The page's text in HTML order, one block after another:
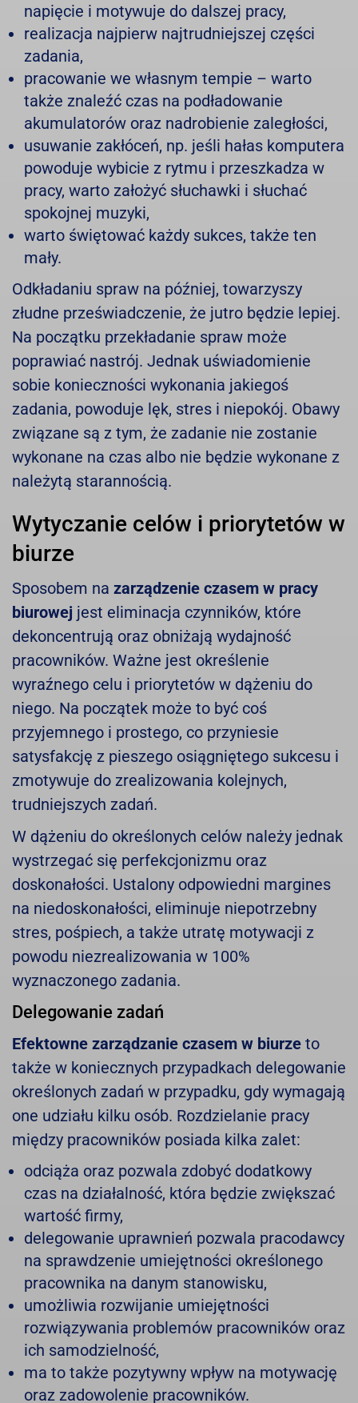
napięcie i motywuje do dalszej pracy,
realizacja najpierw najtrudniejszej części
zadania,
pracowanie we własnym tempie – warto
także znaleźć czas na podładowanie
akumulatorów oraz nadrobienie zaległości,
usuwanie zakłóceń, np. jeśli hałas komputera
powoduje wybicie z rytmu i przeszkadza w
pracy, warto założyć słuchawki i słuchać
spokojnej muzyki,
warto świętować każdy sukces, także ten
mały.
Odkładaniu spraw na później, towarzyszy
złudne przeświadczenie, że jutro będzie lepiej.
Na początku przekładanie spraw może
poprawiać nastrój. Jednak uświadomienie
sobie konieczności wykonania jakiegoś
zadania, powoduje lęk, stres i niepokój. Obawy
związane są z tym, że zadanie nie zostanie
wykonane na czas albo nie będzie wykonane z
należytą starannością.
Wytyczanie celów i priorytetów w
biurze
Sposobem na zarządzenie czasem w pracy
biurowej jest eliminacja czynników, które
dekoncentrują oraz obniżają wydajność
pracowników. Ważne jest określenie
wyraźnego celu i priorytetów w dążeniu do
niego. Na początek może to być coś
przyjemnego i prostego, co przyniesie
satysfakcję z pieszego osiągniętego sukcesu i
zmotywuje do zrealizowania kolejnych,
trudniejszych zadań.
W dążeniu do określonych celów należy jednak
wystrzegać się perfekcjonizmu oraz
doskonałości. Ustalony odpowiedni margines
na niedoskonałości, eliminuje niepotrzebny
stres, pośpiech, a także utratę motywacji z
powodu niezrealizowania w 100%
wyznaczonego zadania.
Delegowanie zadań
Efektowne zarządzanie czasem w biurze to
także w koniecznych przypadkach delegowanie
określonych zadań w przypadku, gdy wymagają
one udziału kilku osób. Rozdzielanie pracy
między pracowników posiada kilka zalet:
odciąża oraz pozwala zdobyć dodatkowy
czas na działalność, która będzie zwiększać
wartość firmy,
delegowanie uprawnień pozwala pracodawcy
na sprawdzenie umiejętności określonego
pracownika na danym stanowisku,
umożliwia rozwijanie umiejętności
rozwiązywania problemów pracowników oraz
ich samodzielność,
ma to także pozytywny wpływ na motywację
oraz zadowolenie pracowników.